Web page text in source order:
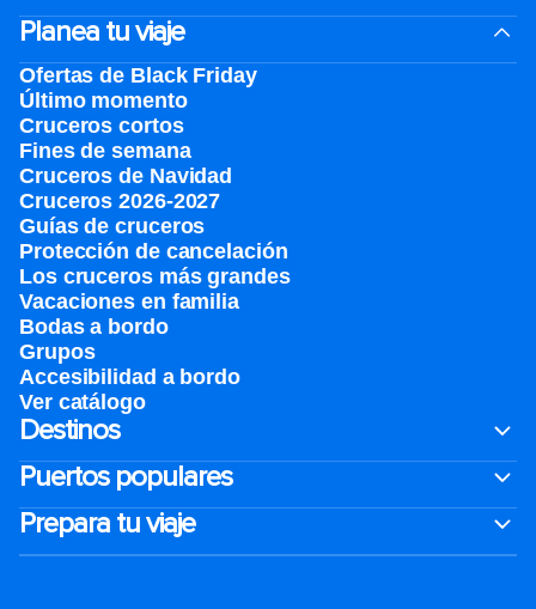
Planea tu viaje
Ofertas de Black Friday
Último momento
Cruceros cortos
Fines de semana
Cruceros de Navidad
Cruceros 2026-2027
Guías de cruceros
Protección de cancelación
Los cruceros más grandes
Vacaciones en familia
Bodas a bordo
Grupos
Accesibilidad a bordo
Ver catálogo
Destinos
Puertos populares
Prepara tu viaje